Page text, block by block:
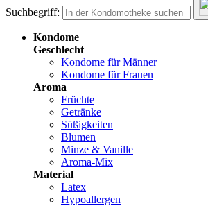
Suchbegriff:
Kondome
Geschlecht
Kondome für Männer
Kondome für Frauen
Aroma
Früchte
Getränke
Süßigkeiten
Blumen
Minze & Vanille
Aroma-Mix
Material
Latex
Hypoallergen